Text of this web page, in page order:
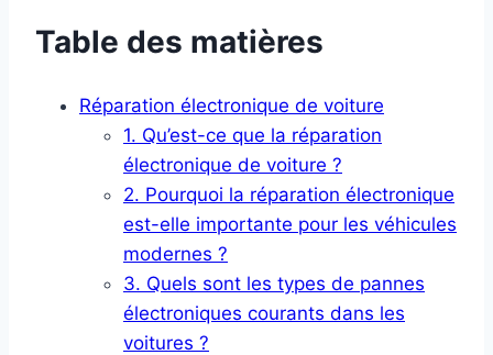
Table des matières
Réparation électronique de voiture
1. Qu’est-ce que la réparation
électronique de voiture ?
2. Pourquoi la réparation électronique
est-elle importante pour les véhicules
modernes ?
3. Quels sont les types de pannes
électroniques courants dans les
voitures ?